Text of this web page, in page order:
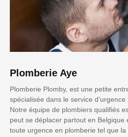
Plomberie Aye
Plomberie Plomby, est une petite
spécialisée dans le service
Notre équipe de plombiers qualifiés
peut se déplacer partout en Belgique
toute urgence en plomberie tel que